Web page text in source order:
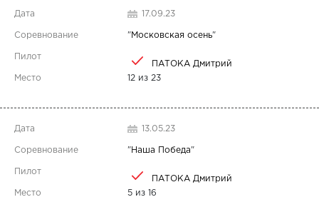
17.09.23
"Московская осень"
ПАТОКА Дмитрий
12 из 23
13.05.23
"Наша Победа"
ПАТОКА Дмитрий
5 из 16